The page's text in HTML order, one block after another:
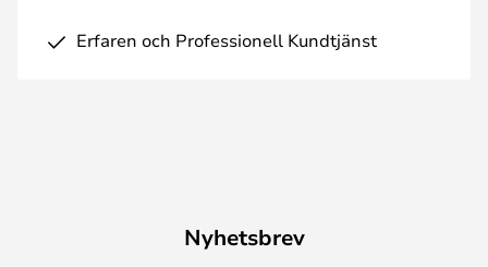
Erfaren och Professionell Kundtjänst
Nyhetsbrev